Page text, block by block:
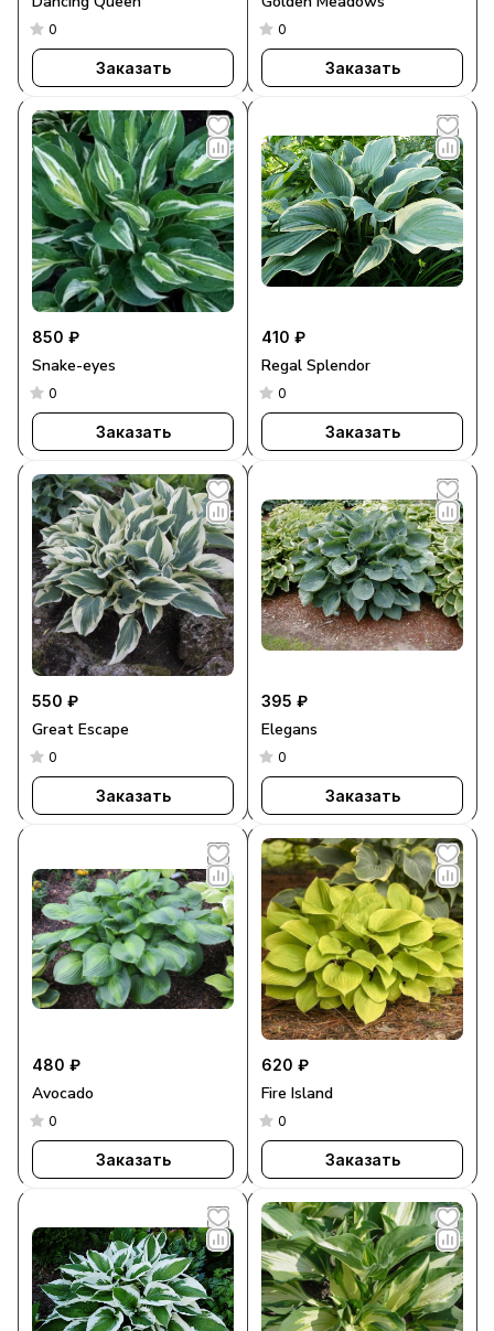
0
Заказать
0
Заказать
850 ₽
Snake-eyes
0
Заказать
410 ₽
Regal Splendor
0
Заказать
550 ₽
Great Escape
0
Заказать
395 ₽
Elegans
0
Заказать
480 ₽
Avocado
0
Заказать
620 ₽
Fire Island
0
Заказать